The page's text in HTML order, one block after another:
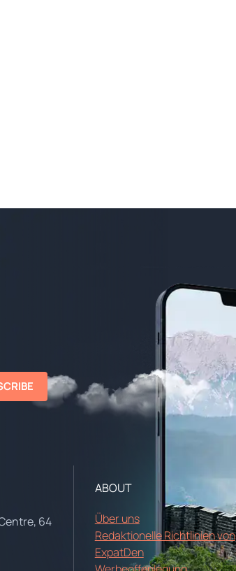
64
ABOUT
Über uns
Redaktionelle Richtlinien von
ExpatDen